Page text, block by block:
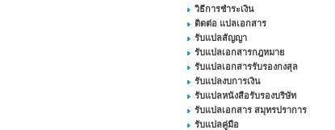
วิธีการชำระเงิน
ติดต่อ แปลเอกสาร
รับแปลสัญญา
รับแปลเอกสารกฎหมาย
รับแปลเอกสารรับรองกงสุล
รับแปลงบการเงิน
รับแปลหนังสือรับรองบริษัท
รับแปลเอกสาร สมุทรปราการ
รับแปลคู่มือ